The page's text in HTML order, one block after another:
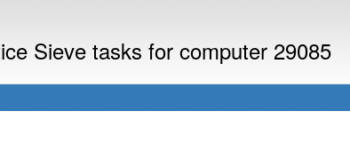
Sieve tasks for computer 29085